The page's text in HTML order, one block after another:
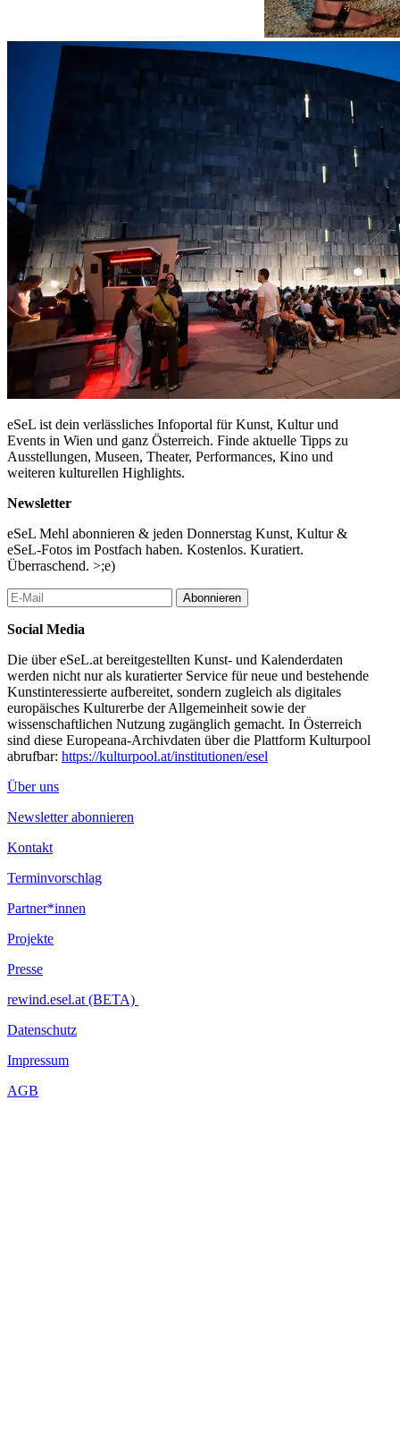
eSeL ist dein verlässliches Infoportal für Kunst, Kultur und
Events in Wien und ganz Österreich. Finde aktuelle Tipps zu
Ausstellungen, Museen, Theater, Performances, Kino und
weiteren kulturellen Highlights.
Newsletter
eSeL Mehl abonnieren & jeden Donnerstag Kunst, Kultur &
eSeL-Fotos im Postfach haben. Kostenlos. Kuratiert.
Überraschend. >;e)
Abonnieren
Social Media
Die über eSeL.at bereitgestellten Kunst- und Kalenderdaten
werden nicht nur als kuratierter Service für neue und bestehende
Kunstinteressierte aufbereitet, sondern zugleich als digitales
europäisches Kulturerbe der Allgemeinheit sowie der
wissenschaftlichen Nutzung zugänglich gemacht. In Österreich
sind diese Europeana-Archivdaten über die Plattform Kulturpool
abrufbar: https://kulturpool.at/institutionen/esel
Über uns
Newsletter abonnieren
Kontakt
Terminvorschlag
Partner*innen
Projekte
Presse
rewind.esel.at (BETA)
Datenschutz
Impressum
AGB